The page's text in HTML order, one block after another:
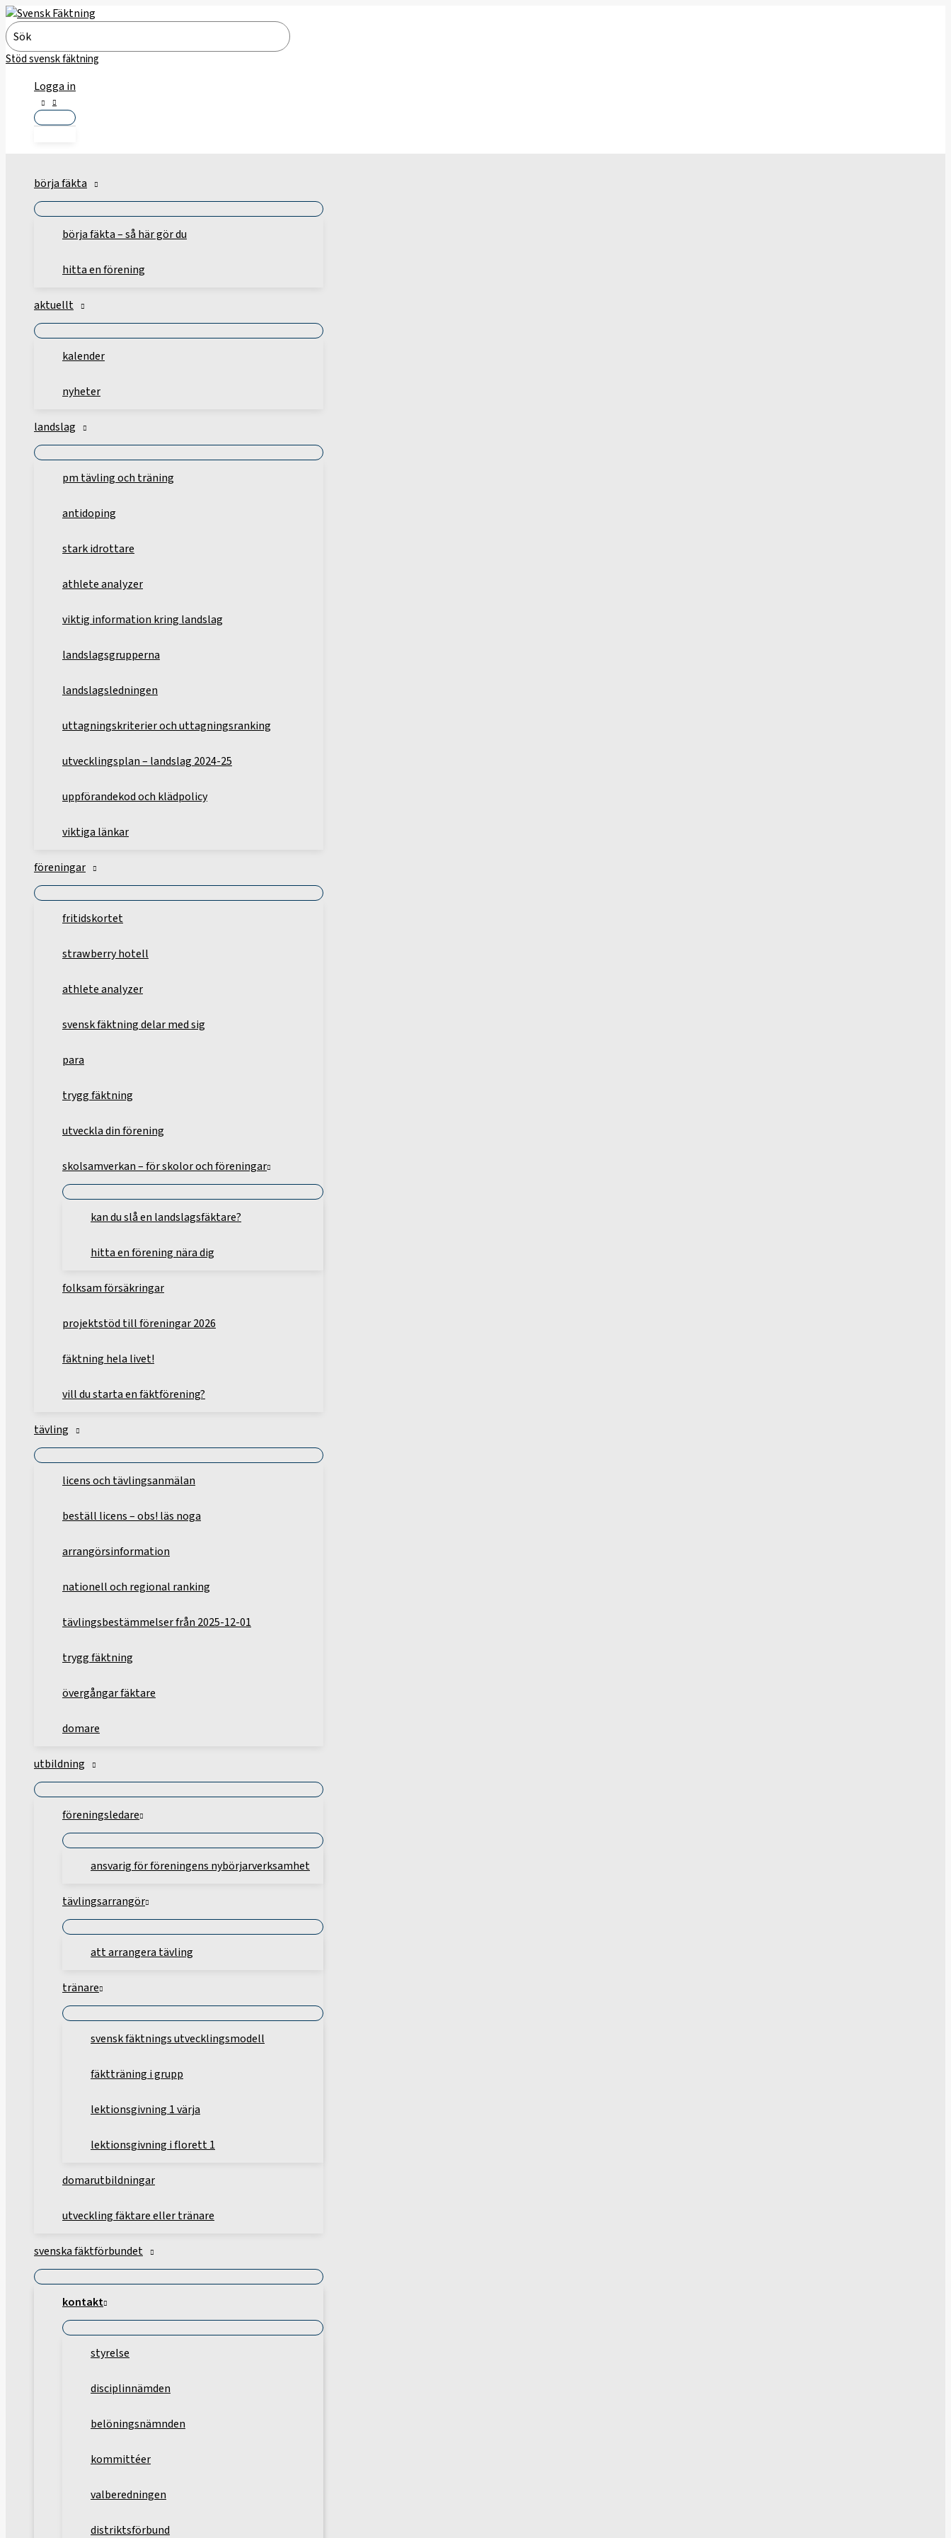
Hoppa
till
innehåll
Search
for:
Stöd svensk fäktning
Logga in
börja fäkta
börja fäkta – så här gör du
hitta en förening
aktuellt
kalender
nyheter
landslag
pm tävling och träning
antidoping
stark idrottare
athlete analyzer
viktig information kring landslag
landslagsgrupperna
landslagsledningen
uttagningskriterier och uttagningsranking
utvecklingsplan – landslag 2024-25
uppförandekod och klädpolicy
viktiga länkar
föreningar
fritidskortet
strawberry hotell
athlete analyzer
svensk fäktning delar med sig
para
trygg fäktning
utveckla din förening
skolsamverkan – för skolor och föreningar
kan du slå en landslagsfäktare?
hitta en förening nära dig
folksam försäkringar
projektstöd till föreningar 2026
fäktning hela livet!
vill du starta en fäktförening?
tävling
licens och tävlingsanmälan
beställ licens – obs! läs noga
arrangörsinformation
nationell och regional ranking
tävlingsbestämmelser från 2025-12-01
trygg fäktning
övergångar fäktare
domare
utbildning
föreningsledare
ansvarig för föreningens nybörjarverksamhet
tävlingsarrangör
att arrangera tävling
tränare
svensk fäktnings utvecklingsmodell
fäktträning i grupp
lektionsgivning 1 värja
lektionsgivning i florett 1
domarutbildningar
utveckling fäktare eller tränare
svenska fäktförbundet
kontakt
styrelse
disciplinnämden
belöningsnämnden
kommittéer
valberedningen
distriktsförbund